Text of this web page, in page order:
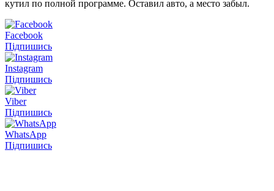
кутил по полной программе. Оставил авто, а место забыл.
Facebook
Підпишись
Instagram
Підпишись
Viber
Підпишись
WhatsApp
Підпишись